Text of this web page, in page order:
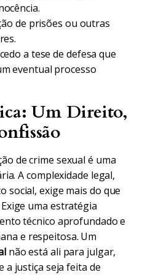
de prisões ou outras
a tese de defesa que
eventual processo
Um Direito,
de crime sexual é uma
A complexidade legal,
social, exige mais do que
uma estratégia
técnico aprofundado e
e respeitosa. Um
não está ali para julgar,
a justiça seja feita de